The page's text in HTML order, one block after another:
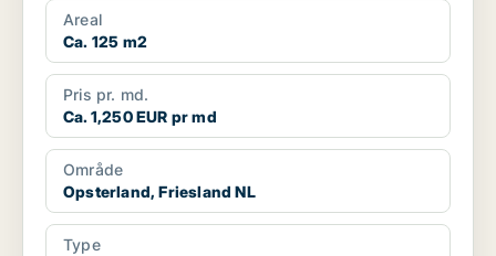
Areal
Ca. 125 m2
Pris pr. md.
Ca. 1,250 EUR pr md
Område
Opsterland, Friesland NL
Type